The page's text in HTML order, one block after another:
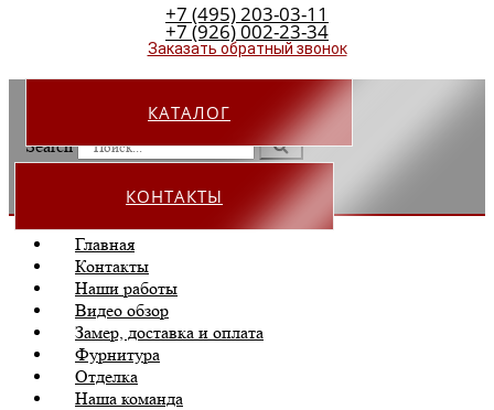
+7 (495) 203-03-11
+7 (926) 002-23-34
Заказать обратный звонок
КАТАЛОГ
Search
КОНТАКТЫ
Главная
Контакты
Наши работы
Видео обзор
Замер, доставка и оплата
Фурнитура
Отделка
Наша команда